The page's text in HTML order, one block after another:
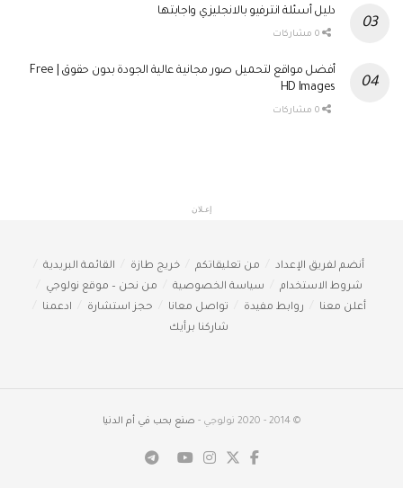
دليل أسئلة انترفيو بالانجليزي واجابتها
أفضل مواقع لتحميل صور مجانية عالية الجودة بدون حقوق | Free
HD Images
إعـلان
أنضم لفريق الإعداد من تعليقاتكم خريج طازة
القائمة البريدية
شروط الاستخدام
سياسة الخصوصية
من نحن – موقع نولوجي
أعلن معنا
روابط مفيدة تواصل معانا حجز استشارة
ادعمنا
شاركنا برأيك
© 2014 - 2020 نولوجي - صنع بحب في أم الدنيا